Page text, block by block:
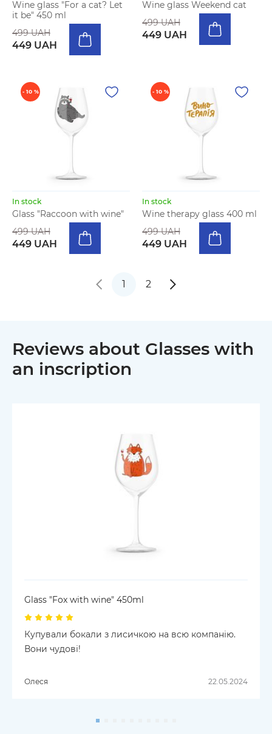
Wine glass "For a cat? Let
it be" 450 ml
499 UAH
449 UAH
Wine glass Weekend cat
499 UAH
449 UAH
- 10 %
In stock
Glass "Raccoon with wine"
499 UAH
449 UAH
- 10 %
In stock
Wine therapy glass 400 ml
499 UAH
449 UAH
1 2
Reviews about Glasses with
an inscription
Glass "Fox with wine" 450ml
Купували бокали з лисичкою на всю компанію.
Вони чудові!
Олеся 22.05.2024